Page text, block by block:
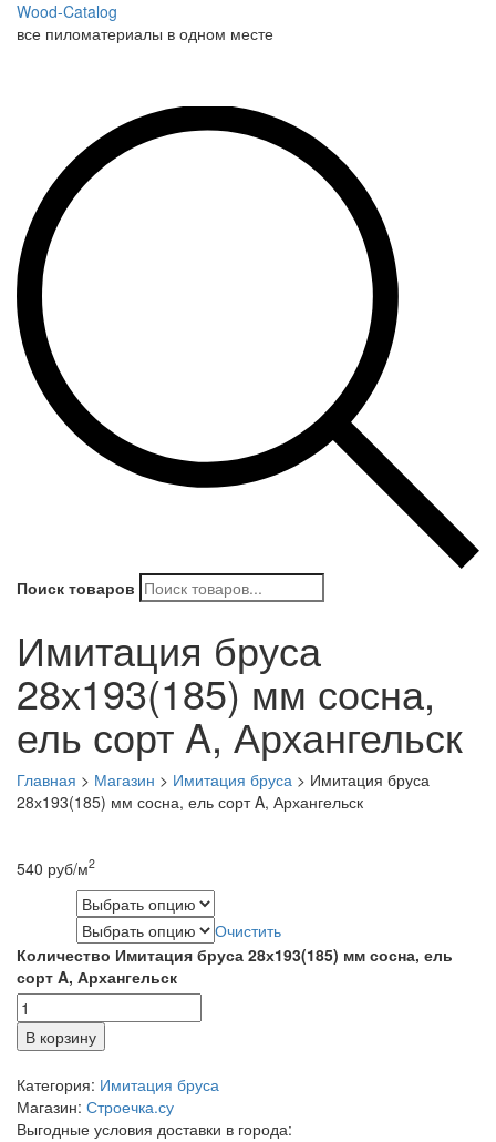
Wood-Catalog
все пиломатериалы в одном месте
Поиск товаров
Имитация бруса
28х193(185) мм сосна,
ель сорт A, Архангельск
Главная > Магазин > Имитация бруса > Имитация бруса
28х193(185) мм сосна, ель сорт A, Архангельск
540 руб/м2
Очистить
Количество Имитация бруса 28х193(185) мм сосна, ель
сорт A, Архангельск
В корзину
Категория: Имитация бруса
Магазин: Строечка.су
Выгодные условия доставки в города: